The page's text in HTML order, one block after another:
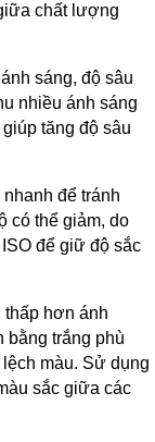
chất lượng
sáng, độ sâu
nhiều ánh sáng
tăng độ sâu
để tránh
có thể giảm, do
để giữ độ sắc
thấp hơn ánh
bằng trắng phù
màu. Sử dụng
sắc giữa các